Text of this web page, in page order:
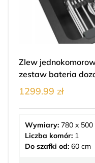
Zlew
zestaw bateria
1299.99 zł
Wymiary: 780 x 500
Liczba komór: 1
Do szafki od: 60 cm